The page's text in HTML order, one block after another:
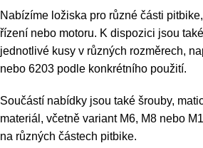
Nabízíme ložiska pro různé části
řízení nebo motoru. K dispozici jsou
jednotlivé kusy v různých rozměrech,
nebo 6203 podle konkrétního použití.
Součástí nabídky jsou také šrouby,
materiál, včetně variant M6, M8 nebo
na různých částech pitbike.